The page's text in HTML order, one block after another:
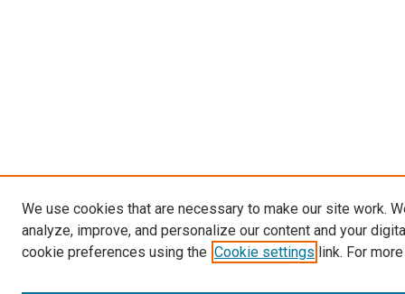
We use cookies that are necessary to make our site work.
analyze, improve, and personalize our content and your
cookie preferences using the Cookie settings link. For